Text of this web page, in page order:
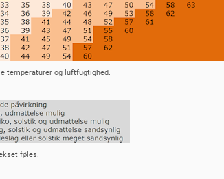
temperaturer og luftfugtighed.
føles.